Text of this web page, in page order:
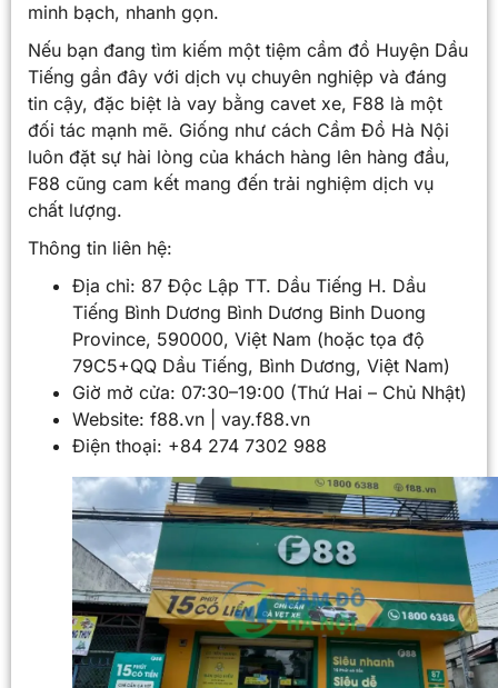
minh bạch, nhanh gọn.
Nếu bạn đang tìm kiếm một tiệm cầm đồ Huyện Dầu
Tiếng gần đây với dịch vụ chuyên nghiệp và đáng
tin cậy, đặc biệt là vay bằng cavet xe, F88 là một
đối tác mạnh mẽ. Giống như cách Cầm Đồ Hà Nội
luôn đặt sự hài lòng của khách hàng lên hàng đầu,
F88 cũng cam kết mang đến trải nghiệm dịch vụ
chất lượng.
Thông tin liên hệ:
Địa chỉ: 87 Độc Lập TT. Dầu Tiếng H. Dầu
Tiếng Bình Dương Bình Dương Binh Duong
Province, 590000, Việt Nam (hoặc tọa độ
79C5+QQ Dầu Tiếng, Bình Dương, Việt Nam)
Giờ mở cửa: 07:30–19:00 (Thứ Hai – Chủ Nhật)
Website: f88.vn | vay.f88.vn
Điện thoại: +84 274 7302 988